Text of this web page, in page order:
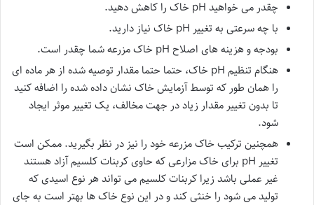
چقدر می خواهید pH خاک را کاهش دهید.
با چه سرعتی به تغییر pH خاک نیاز دارید.
بودجه و هزینه های اصلاح pH خاک مزرعه شما چقدر است.
هنگام تنظیم pH خاک، حتما حتما مقدار توصیه شده از هر ماده ای
را همان طور که توسط آزمایش خاک نشان داده شده را اضافه کنید
تا بدون تغییر مقدار زیاد در جهت مخالف، یک تغییر موثر ایجاد
شود.
همچنین ترکیب خاک مزرعه خود را نیز در نظر بگیرید. ممکن است
تغییر pH برای خاک مزارعی که حاوی کربنات کلسیم آزاد هستند
غیر عملی باشد زیرا کربنات کلسیم می تواند هر نوع اسیدی که
تولید می شود را خنثی کند و در این نوع خاک ها بهتر است به جای